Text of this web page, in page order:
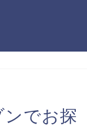
でお探